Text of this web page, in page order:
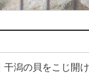
潟の貝をこじ開